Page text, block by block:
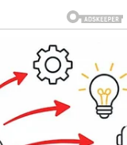
pessoas que
socorridas,
A notícia teve
diversas
e